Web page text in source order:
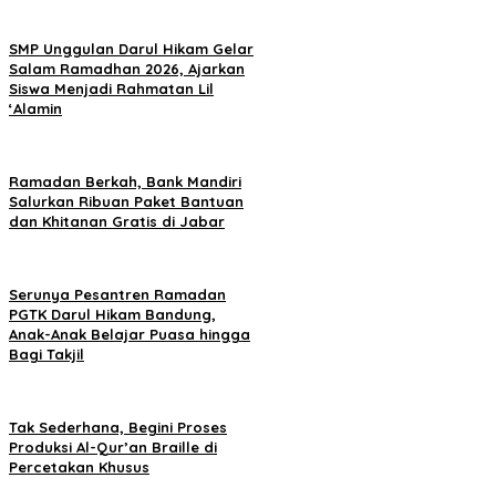
SMP Unggulan Darul Hikam Gelar
Salam Ramadhan 2026, Ajarkan
Siswa Menjadi Rahmatan Lil
‘Alamin
Ramadan Berkah, Bank Mandiri
Salurkan Ribuan Paket Bantuan
dan Khitanan Gratis di Jabar
Serunya Pesantren Ramadan
PGTK Darul Hikam Bandung,
Anak-Anak Belajar Puasa hingga
Bagi Takjil
Tak Sederhana, Begini Proses
Produksi Al-Qur’an Braille di
Percetakan Khusus